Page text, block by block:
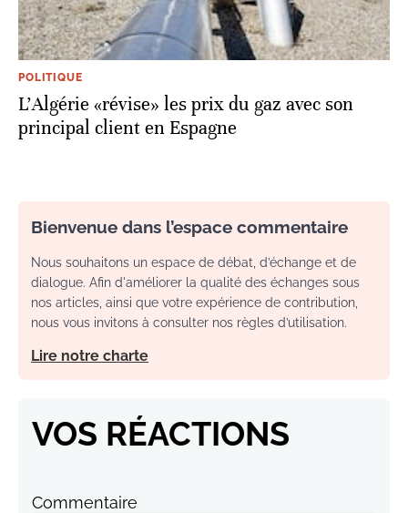
POLITIQUE
L'Algérie «révise» les prix du gaz avec son
principal client en Espagne
Bienvenue dans l’espace commentaire
Nous souhaitons un espace de débat, d’échange et de
dialogue. Afin d'améliorer la qualité des échanges sous
nos articles, ainsi que votre expérience de contribution,
nous vous invitons à consulter nos règles d’utilisation.
Lire notre charte
VOS RÉACTIONS
Commentaire